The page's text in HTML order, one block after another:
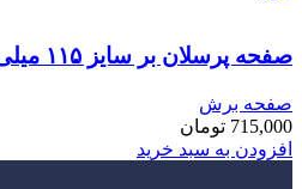
صفحه پرسلان بر سایز ۱۱۵ میلی متر مارتن
صفحه برش
715,000 تومان
افزودن به سبد خرید